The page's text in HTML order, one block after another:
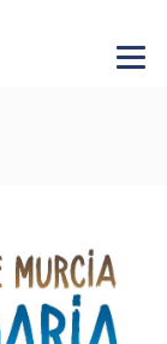
Menu